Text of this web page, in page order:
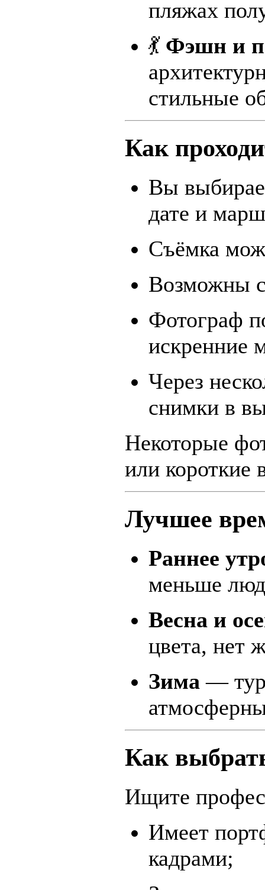
пляжах
💃 Фэшн и
стильные
Как
Вы
дате и
Съёмка
Возможны
Фотограф
искренние
Через
снимки в
Некоторые
или короткие
Лучшее
Раннее
меньше
Весна и
цвета, нет
Зима —
Как
Ищите
Имеет
кадрами;